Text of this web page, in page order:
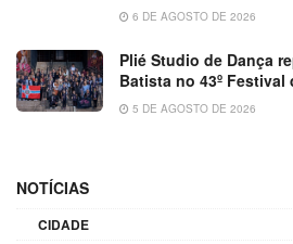
6 DE AGOSTO DE 2026
Plié Studio de Dança
Batista no 43º
5 DE AGOSTO DE 2026
NOTÍCIAS
CIDADE